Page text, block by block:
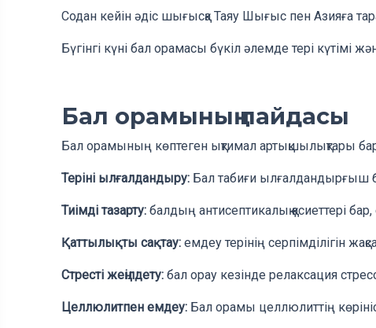
Содан кейін әдіс шығысқа Таяу Шығыс пен Азияға
Бүгінгі күні бал орамасы бүкіл әлемде тері күтімі
Бал орамының пайдасы
Бал орамының көптеген ықтимал артықшылықтары
Теріні ылғалдандыру: Бал табиғи ылғалдандырғыш
Тиімді тазарту: балдың антисептикалық қасиеттері
Қаттылықты сақтау: емдеу терінің серпімділігін
Стресті жеңілдету: бал орау кезінде релаксация
Целлюлитпен емдеу: Бал орамы целлюлиттің